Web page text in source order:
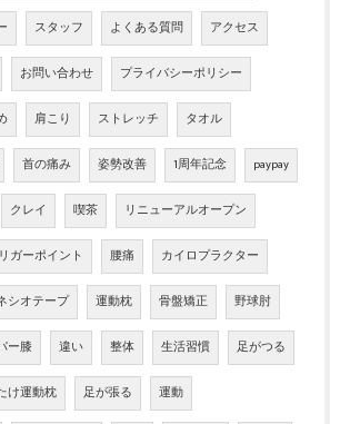
スタッフ よくある質問 アクセス
お問い合わせ プライバシーポリシー
肩こり ストレッチ タオル
首の痛み 姿勢改善 1周年記念 paypay
クレイ 喫茶 リニューアルオープン
ガーポイント 腰痛 カイロプラクター
シオテープ 運動枕 骨盤矯正 野球肘
ー膝 違い 整体 生活習慣 足がつる
け運動枕 足が張る 運動